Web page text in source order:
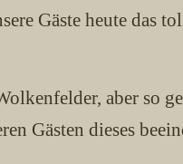
Gäste heute das
aber so
Gästen dieses